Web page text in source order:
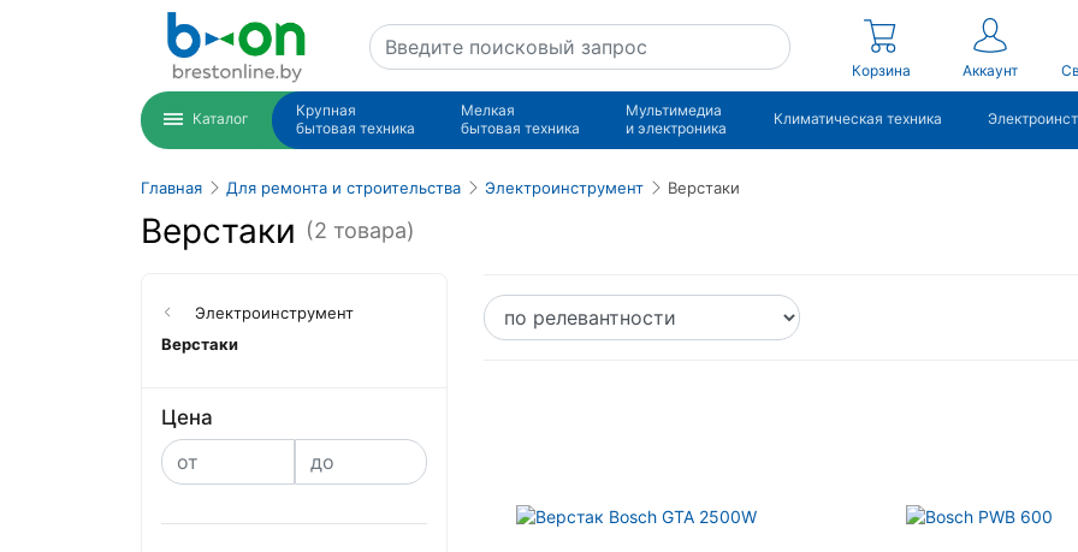
Корзина Аккаунт
Каталог
Крупная
бытовая техника
Мелкая
бытовая техника
Мультимедиа
и электроника
Климатическая техника
Главная Для ремонта и строительства Электроинструмент Верстаки
Верстаки (2 товара)
Электроинструмент
Верстаки
Цена